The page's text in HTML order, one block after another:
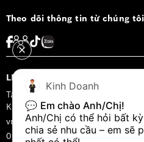
Theo dõi thông tin từ chúng tôi
LIÊN HỆ
Tầng 2, Tòa nhà LIM 3, 29A
Kao, quận 1, Thành phố Hồ Chí
vn.sales@keenfinity-group.com
0902.188.722
Kinh Doanh
💬 Em chào Anh/Chị!
Anh/Chị có thể hỏi bất
chia sẻ nhu cầu – em sẽ